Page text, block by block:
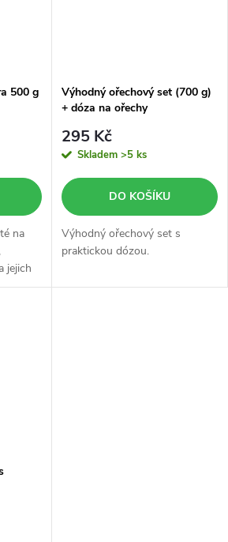
500 g
na
jejich
Výhodný ořechový set (700 g)
+ dóza na ořechy
295 Kč
Skladem >5 ks
DO KOŠÍKU
Výhodný ořechový set s
praktickou dózou.